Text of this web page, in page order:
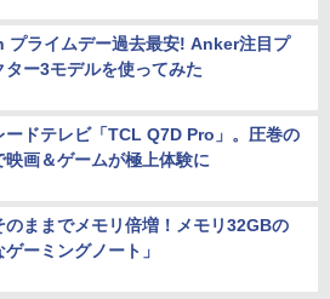
プライムデー過去最安! Anker注目プ
ター3モデルを使ってみた
ードテレビ「TCL Q7D Pro」。圧巻の
映画＆ゲームが極上体験に
のままでメモリ倍増！メモリ32GBの
ゲーミングノート」